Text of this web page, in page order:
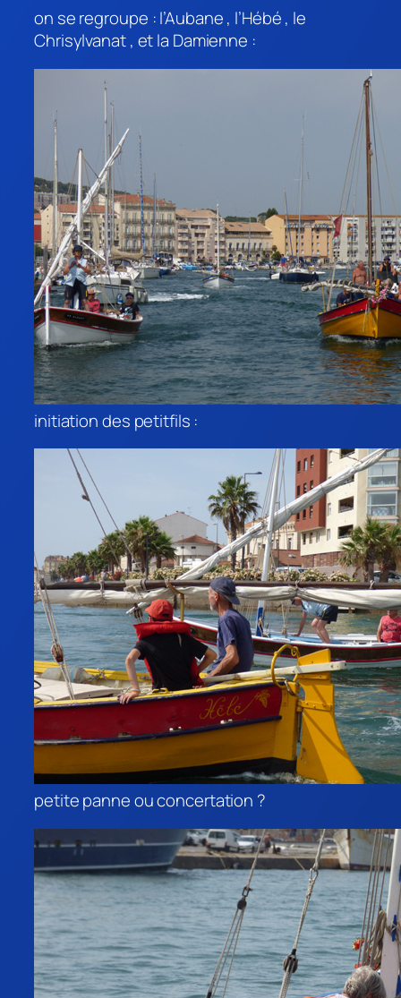
on se regroupe : l’Aubane , l’Hébé , le
Chrisylvanat , et la Damienne :
initiation des petitfils :
petite panne ou concertation ?